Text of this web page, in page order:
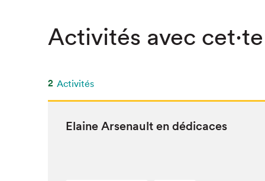
Activités avec
2 Activités
Elaine Arse­nault en dédicaces